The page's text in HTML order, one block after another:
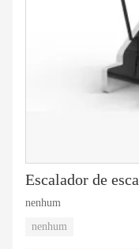
Escalador de
nenhum
nenhum